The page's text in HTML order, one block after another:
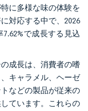
に多様な味の体験を
対応する中で、2026
で成長する見込
成長は、消費者の嗜
キャラメル、ヘーゼ
などの製品が従来の
ています。これらの